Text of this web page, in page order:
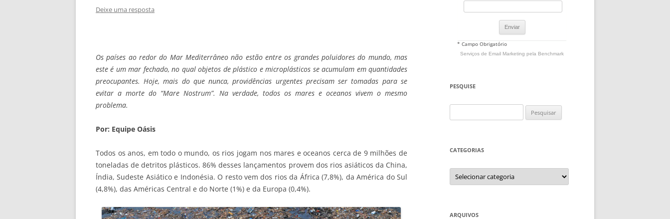
Deixe uma resposta
Os países ao redor do Mar Mediterrâneo não estão entre os grandes poluidores do mundo, mas
este é um mar fechado, no qual objetos de plástico e microplásticos se acumulam em quantidades
preocupantes. Hoje, mais do que nunca, providências urgentes precisam ser tomadas para se
evitar a morte do “Mare Nostrum”. Na verdade, todos os mares e oceanos vivem o mesmo
problema.
Por: Equipe Oásis
Todos os anos, em todo o mundo, os rios jogam nos mares e oceanos cerca de 9 milhões de
toneladas de detritos plásticos. 86% desses lançamentos provem dos rios asiáticos da China,
Índia, Sudeste Asiático e Indonésia. O resto vem dos rios da África (7,8%), da América do Sul
(4,8%), das Américas Central e do Norte (1%) e da Europa (0,4%).
* Campo Obrigatório
Serviços de Email Marketing pela Benchmark
PESQUISE
por:
CATEGORIAS
Categorias
ARQUIVOS